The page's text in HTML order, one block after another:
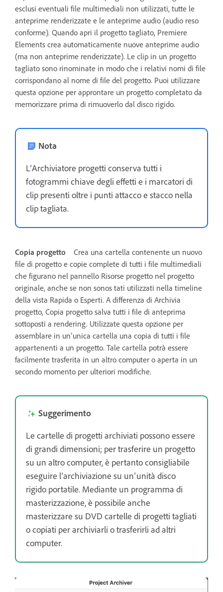
esclusi eventuali file multimediali non utilizzati, tutte le
anteprime renderizzate e le anteprime audio (audio reso
conforme). Quando apri il progetto tagliato, Premiere
Elements crea automaticamente nuove anteprime audio
(ma non anteprime renderizzate). Le clip in un progetto
tagliato sono rinominate in modo che i relativi nomi di file
corrispondano al nome di file del progetto. Puoi utilizzare
questa opzione per approntare un progetto completato da
memorizzare prima di rimuoverlo dal disco rigido.
Nota
L’Archiviatore progetti conserva tutti i
fotogrammi chiave degli effetti e i marcatori di
clip presenti oltre i punti attacco e stacco nella
clip tagliata.
Copia progetto
Crea una cartella contenente un nuovo
file di progetto e copie complete di tutti i file multimediali
che figurano nel pannello Risorse progetto nel progetto
originale, anche se non sonos tati utilizzati nella timeline
della vista Rapida o Esperti. A differenza di Archivia
progetto, Copia progetto salva tutti i file di anteprima
sottoposti a rendering. Utilizzate questa opzione per
assemblare in un’unica cartella una copia di tutti i file
appartenenti a un progetto. Tale cartella potrà essere
facilmente trasferita in un altro computer o aperta in un
secondo momento per ulteriori modifiche.
Suggerimento
Le cartelle di progetti archiviati possono essere
di grandi dimensioni; per trasferire un progetto
su un altro computer, è pertanto consigliabile
eseguire l’archiviazione su un’unità disco
rigido portatile. Mediante un programma di
masterizzazione, è possibile anche
masterizzare su DVD cartelle di progetti tagliati
o copiati per archiviarli o trasferirli ad altri
computer.